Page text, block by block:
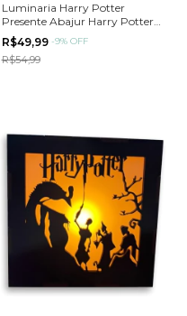
Luminaria Harry Potter
Presente Abajur Harry Potter
Envio Rapido Reliquias
R$49,99 -9% OFF
R$54,99